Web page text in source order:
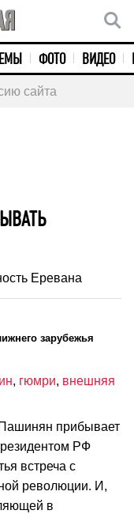
ТЕМЫ ФОТО ВИДЕО
сайта
Еревана
зарубежья
, гюмри, внешняя
прибывает
РФ
встреча с
революции. И,
в